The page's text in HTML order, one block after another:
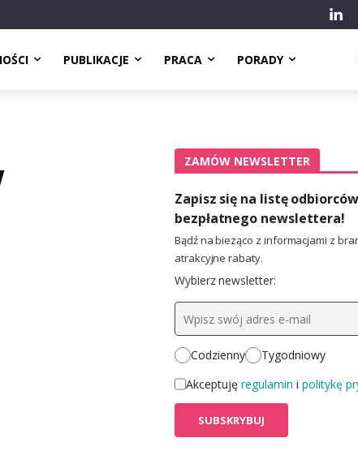
PUBLIKACJE PRACA PORADY
ZAMÓW NEWSLETTER
Zapisz się na listę odbiorców
bezpłatnego newslettera!
Bądź na bieżąco z informacjami z
atrakcyjne rabaty.
Wybierz newsletter:
Codzienny
Tygodniowy
Akceptuję regulamin i politykę